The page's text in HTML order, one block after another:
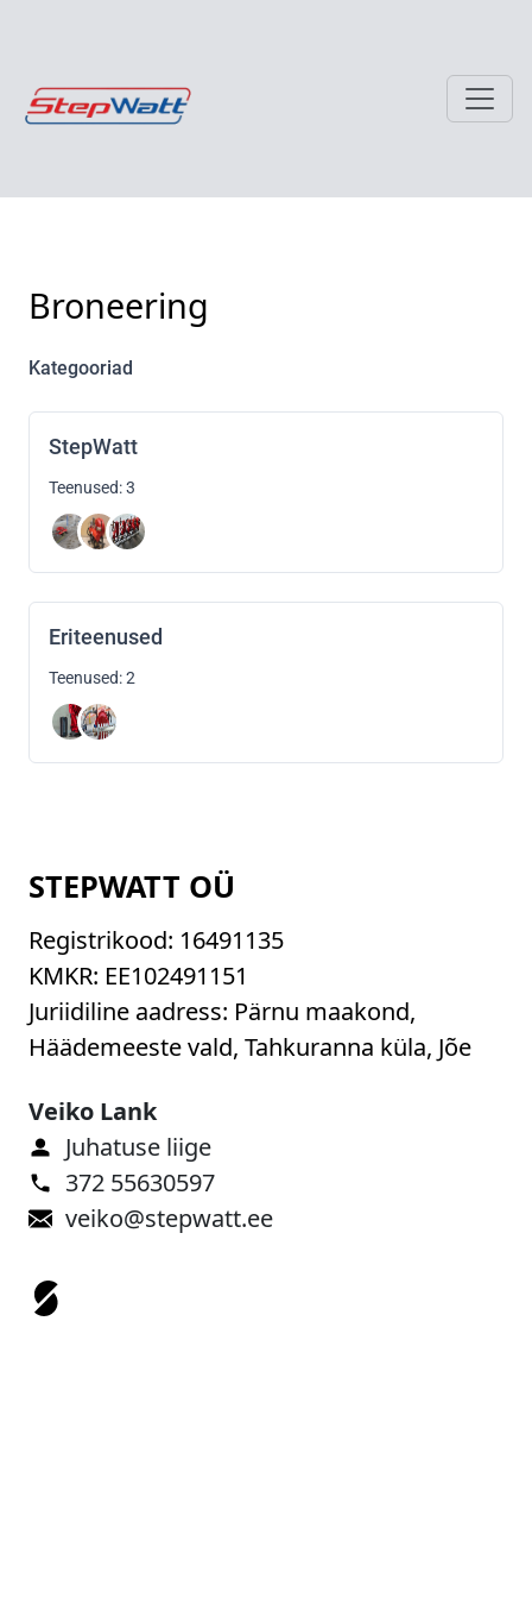
Broneering
Kategooriad
StepWatt
Teenused: 3
Eriteenused
Teenused: 2
STEPWATT OÜ
Registrikood: 16491135
KMKR: EE102491151
Juriidiline aadress: Pärnu maakond,
Häädemeeste vald, Tahkuranna küla, Jõe
Veiko Lank
Juhatuse liige
372 55630597
veiko@stepwatt.ee